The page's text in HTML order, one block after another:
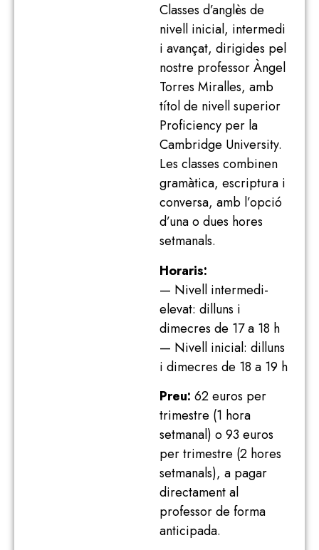
Classes d’anglès de
nivell inicial, intermedi
i avançat, dirigides pel
nostre professor Àngel
Torres Miralles, amb
títol de nivell superior
Proficiency per la
Cambridge University.
Les classes combinen
gramàtica, escriptura i
conversa, amb l’opció
d’una o dues hores
setmanals.
Horaris:
— Nivell intermedi-
elevat: dilluns i
dimecres de 17 a 18 h
— Nivell inicial: dilluns
i dimecres de 18 a 19 h
Preu: 62 euros per
trimestre (1 hora
setmanal) o 93 euros
per trimestre (2 hores
setmanals), a pagar
directament al
professor de forma
anticipada.